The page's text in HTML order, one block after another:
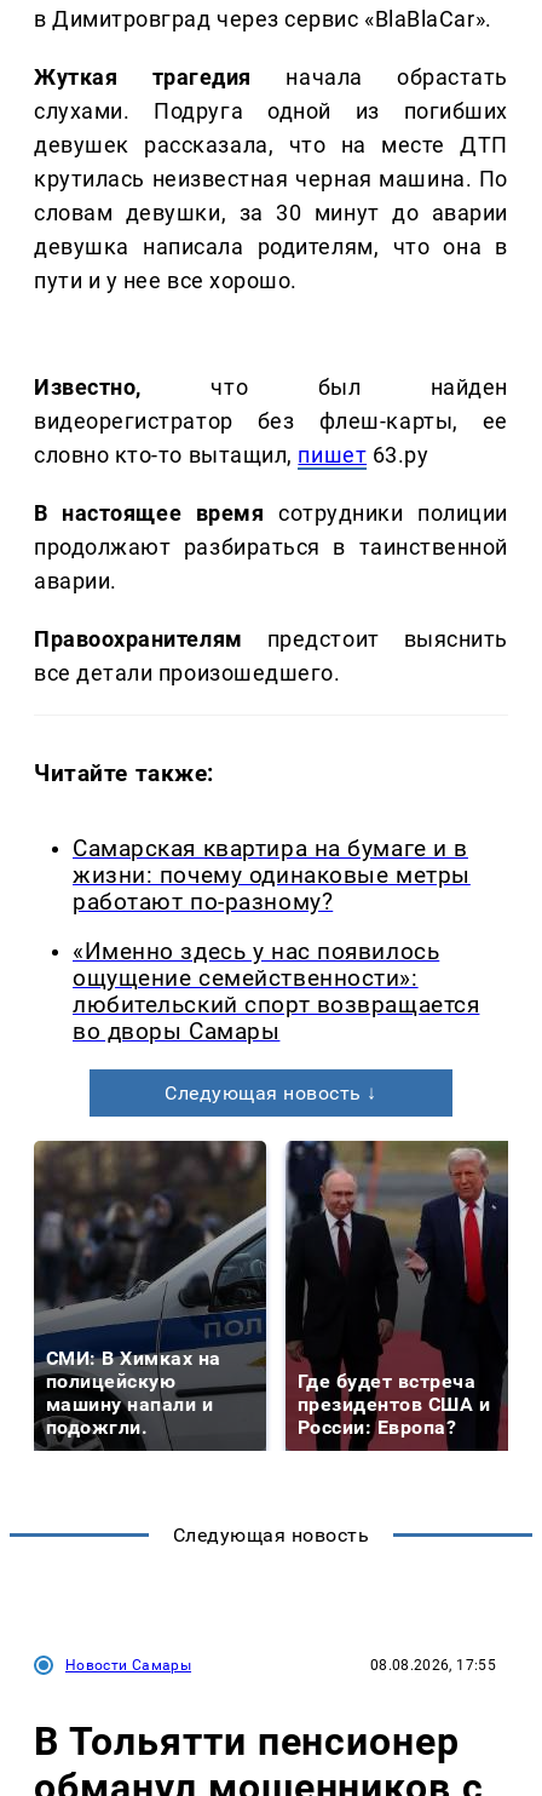
в Димитровград через сервис «BlaBlaCar».
Жуткая трагедия начала обрастать
слухами. Подруга одной из погибших
девушек рассказала, что на месте ДТП
крутилась неизвестная черная машина. По
словам девушки, за 30 минут до аварии
девушка написала родителям, что она в
пути и у нее все хорошо.
Известно, что был найден
видеорегистратор без флеш-карты, ее
словно кто-то вытащил, пишет 63.ру
В настоящее время сотрудники полиции
продолжают разбираться в таинственной
аварии.
Правоохранителям предстоит выяснить
все детали произошедшего.
Читайте также:
Самарская квартира на бумаге и в
жизни: почему одинаковые метры
работают по-разному?
«Именно здесь у нас появилось
ощущение семейственности»:
любительский спорт возвращается
во дворы Самары
Следующая новость ↓
СМИ: В Химках на
полицейскую
машину напали и
подожгли.
Где будет встреча
президентов США и
России: Европа?
Следующая новость
Новости Самары 08.08.2026, 17:55
В Тольятти пенсионер